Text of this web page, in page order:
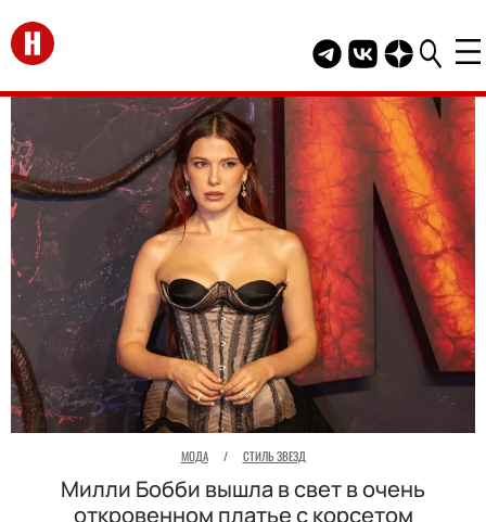
Перейти на главную
Telegram канал
Группа HELLO
Канал
МОДА / СТИЛЬ ЗВЕЗД
Милли Бобби вышла в свет в очень
откровенном платье с корсетом